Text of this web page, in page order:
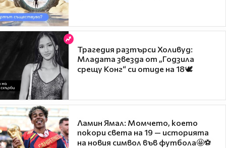
Трагедия разтърси Холивуд:
Младата звезда от „Годзила
срещу Конг“ си отиде на 18🕊️
Ламин Ямал: Момчето, което
покори света на 19 — историята
на новия символ във футбола🤩⚽